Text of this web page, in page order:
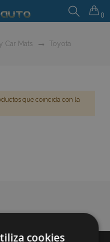
0
Car Mats Toyota
que coincida con la
cookies